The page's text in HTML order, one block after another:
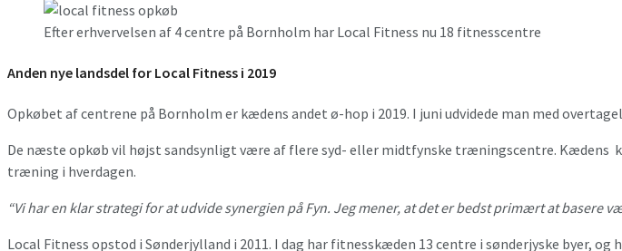
Efter erhvervelsen af 4 centre på Bornholm har Local Fitness nu 18 fitnesscentre
Anden nye landsdel for Local Fitness i 2019
Opkøbet af centrene på Bornholm er kædens andet ø-hop i 2019. I juni udvidede man med
De næste opkøb vil højst sandsynligt være af flere syd- eller midtfynske træningscentre. Kædens
træning i hverdagen.
“Vi har en klar strategi for at udvide synergien på Fyn. Jeg mener, at det er bedst primært at
Local Fitness opstod i Sønderjylland i 2011. I dag har fitnesskæden 13 centre i sønderjyske byer,